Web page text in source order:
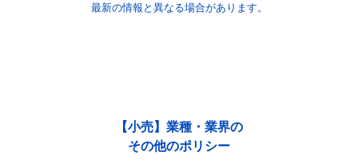
最新の情報と異なる場合があります。
【小売】業種・業界の
その他のポリシー